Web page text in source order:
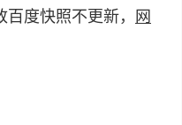
度快照不更新， 网